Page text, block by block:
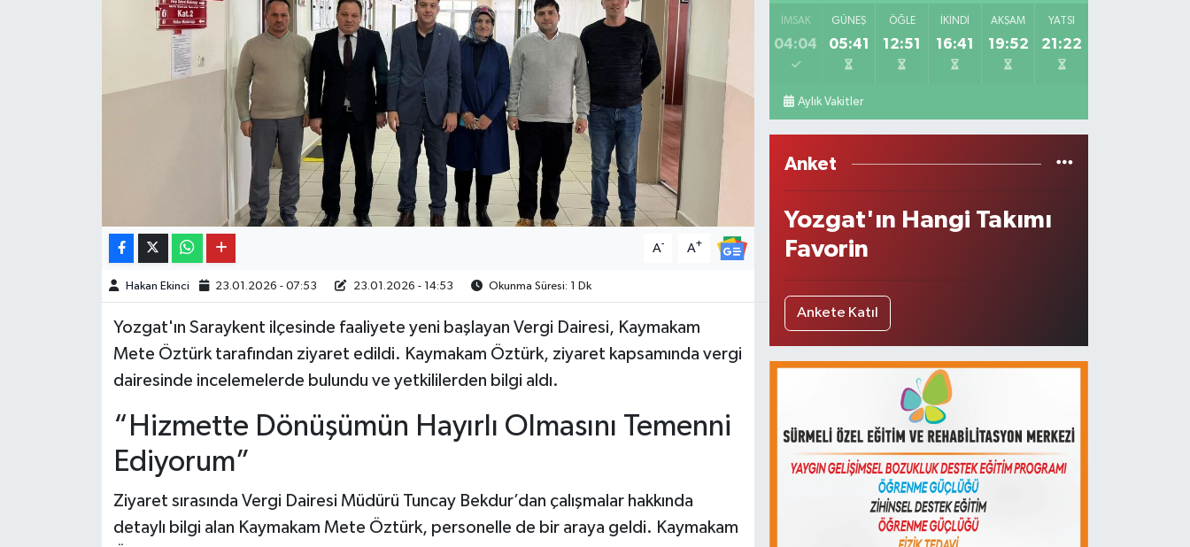
A- A+
Hakan Ekinci 23.01.2026 - 07:53 23.01.2026 - 14:53 Okunma Süresi: 1 Dk
Yozgat'ın Saraykent ilçesinde faaliyete yeni başlayan Vergi Dairesi, Kaymakam
Mete Öztürk tarafından ziyaret edildi. Kaymakam Öztürk, ziyaret kapsamında vergi
dairesinde incelemelerde bulundu ve yetkililerden bilgi aldı.
“Hizmette Dönüşümün Hayırlı Olmasını Temenni
Ediyorum”
Ziyaret sırasında Vergi Dairesi Müdürü Tuncay Bekdur’dan çalışmalar hakkında
detaylı bilgi alan Kaymakam Mete Öztürk, personelle de bir araya geldi. Kaymakam
İMSAK
04:04
GÜNEŞ
05:41
ÖĞLE
12:51
İKINDI
16:41
AKŞAM
19:52
YATSI
21:22
Aylık Vakitler
Anket
Yozgat'ın Hangi Takımı
Favorin
Ankete Katıl